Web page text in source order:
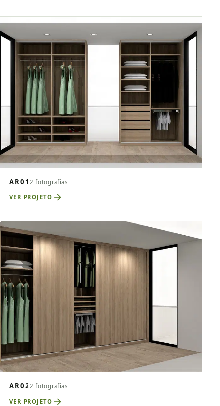
AR01 2 fotografias
VER PROJETO
AR02 2 fotografias
VER PROJETO